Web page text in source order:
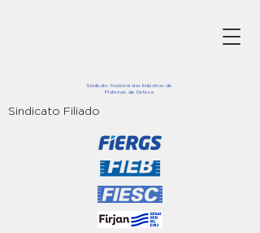
Sindicato Nacional das Indústrias de
Materiais de Defesa
Sindicato Filiado